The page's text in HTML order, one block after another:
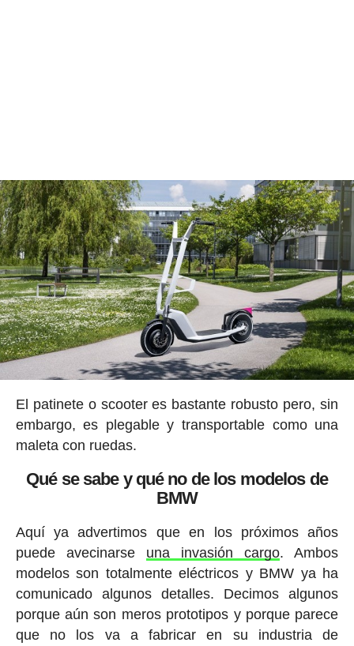
El patinete o scooter es bastante robusto pero, sin
embargo, es plegable y transportable como una
maleta con ruedas.
Qué se sabe y qué no de los modelos de
BMW
Aquí ya advertimos que en los próximos años
puede avecinarse una invasión cargo. Ambos
modelos son totalmente eléctricos y BMW ya ha
comunicado algunos detalles. Decimos algunos
porque aún son meros prototipos y porque parece
que no los va a fabricar en su industria de